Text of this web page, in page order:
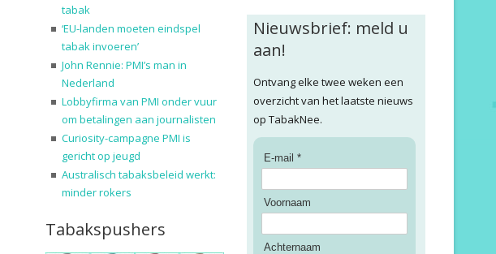
tabak
‘EU-landen moeten eindspel
tabak invoeren’
John Rennie: PMI’s man in
Nederland
Lobbyfirma van PMI onder vuur
om betalingen aan journalisten
Curiosity-campagne PMI is
gericht op jeugd
Australisch tabaksbeleid werkt:
minder rokers
Tabakspushers
Nieuwsbrief: meld u
aan!
Ontvang elke twee weken een
overzicht van het laatste nieuws
op TabakNee.
E-mail *
Voornaam
Achternaam